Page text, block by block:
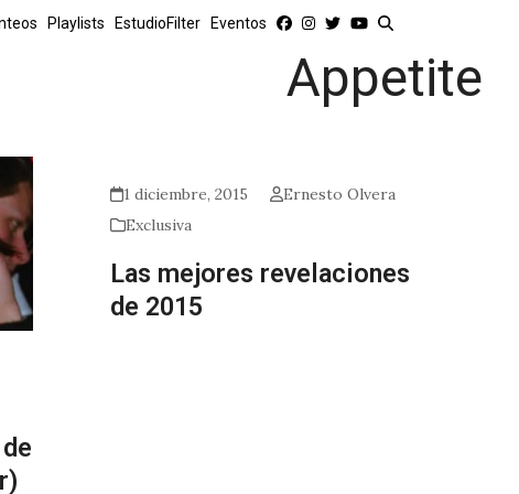
Playlists EstudioFilter Eventos
Appetite
1 diciembre, 2015
Ernesto Olvera
Exclusiva
Las mejores revelaciones
de 2015